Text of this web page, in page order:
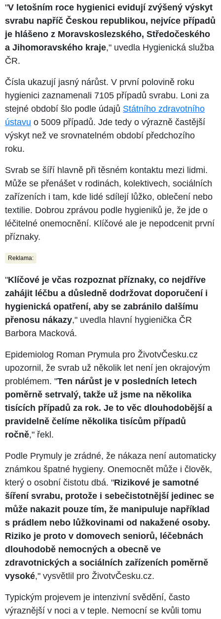
"V letošním roce hygienici evidují zvýšený výskyt
svrabu napříč Českou republikou, nejvíce případů
je hlášeno z Moravskoslezského, Středočeského
a Jihomoravského kraje," uvedla Hygienická služba
ČR.
Čísla ukazují jasný nárůst. V první polovině roku
hygienici zaznamenali 7105 případů svrabu. Loni za
stejné období šlo podle údajů Státního zdravotního
ústavu o 5009 případů. Jde tedy o výrazně častější
výskyt než ve srovnatelném období předchozího
roku.
Svrab se šíří hlavně při těsném kontaktu mezi lidmi.
Může se přenášet v rodinách, kolektivech, sociálních
zařízeních i tam, kde lidé sdílejí lůžko, oblečení nebo
textilie. Dobrou zprávou podle hygieniků je, že jde o
léčitelné onemocnění. Klíčové ale je nepodcenit první
příznaky.
Reklama:
"Klíčové je včas rozpoznat příznaky, co nejdříve
zahájit léčbu a důsledně dodržovat doporučení i
hygienická opatření, aby se zabránilo dalšímu
přenosu nákazy," uvedla hlavní hygienička ČR
Barbora Macková.
Epidemiolog Roman Prymula pro ŽivotvČesku.cz
upozornil, že svrab už několik let není jen okrajovým
problémem. "Ten nárůst je v posledních letech
poměrně setrvalý, takže už jsme na několika
tisících případů za rok. Je to věc dlouhodobější a
pravidelně čelíme několika tisícům případů
ročně," řekl.
Podle Prymuly je zrádné, že nákaza není automaticky
známkou špatné hygieny. Onemocnět může i člověk,
který o osobní čistotu dbá. "Rizikové je samotné
šíření svrabu, protože i sebečistotnější jedinec se
může nakazit pouze tím, že manipuluje například
s prádlem nebo lůžkovinami od nakažené osoby.
Riziko je proto v domovech seniorů, léčebnách
dlouhodobě nemocných a obecně ve
zdravotnických a sociálních zařízeních poměrně
vysoké," vysvětlil pro ŽivotvČesku.cz.
Typickým projevem je intenzivní svědění, často
výraznější v noci a v teple. Nemocní se kvůli tomu